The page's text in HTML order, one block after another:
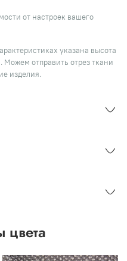
от настроек вашего
указана высота
отправить отрез ткани
изделия.
цвета